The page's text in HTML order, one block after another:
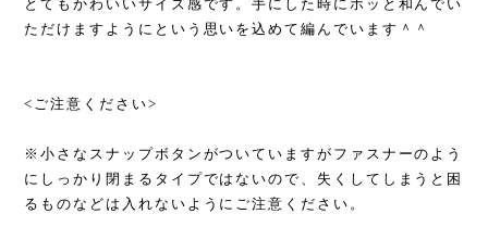
とてもかわいいサイズ感です。手にした時にホッと和んでい
ただけますようにという思いを込めて編んでいます＾＾
<ご注意ください>
※小さなスナップボタンがついていますがファスナーのよう
にしっかり閉まるタイプではないので、失くしてしまうと困
るものなどは入れないようにご注意ください。